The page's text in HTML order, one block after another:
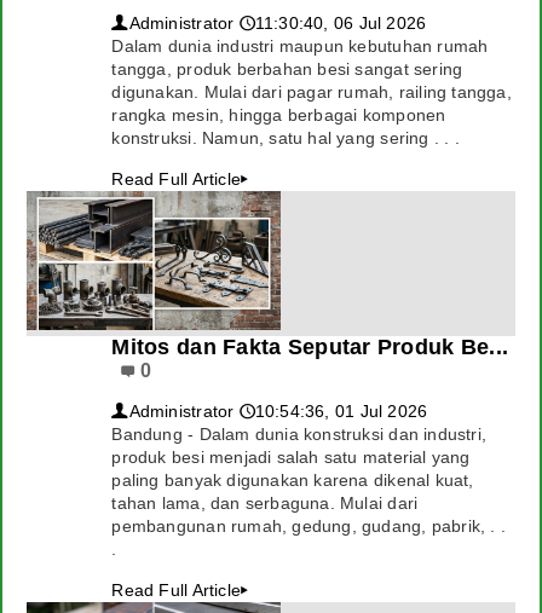
👤Administrator 🕔11:30:40, 06 Jul 2026
Dalam dunia industri maupun kebutuhan rumah
tangga, produk berbahan besi sangat sering
digunakan. Mulai dari pagar rumah, railing tangga,
rangka mesin, hingga berbagai komponen
konstruksi. Namun, satu hal yang sering . . .
Read Full Article▸
Mitos dan Fakta Seputar Produk Be...
0
👤Administrator 🕔10:54:36, 01 Jul 2026
Bandung - Dalam dunia konstruksi dan industri,
produk besi menjadi salah satu material yang
paling banyak digunakan karena dikenal kuat,
tahan lama, dan serbaguna. Mulai dari
pembangunan rumah, gedung, gudang, pabrik, . .
Read Full Article▸